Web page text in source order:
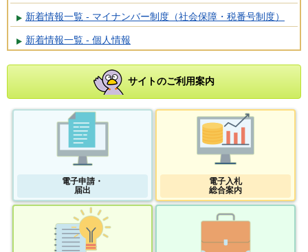
新着情報一覧 - マイナンバー制度（社会保障・税番号制度）
新着情報一覧 - 個人情報
サイトのご利用案内
電子申請・
届出
電子入札
総合案内